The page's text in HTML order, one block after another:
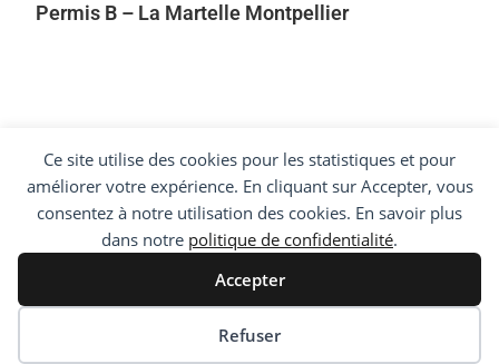
Ce site utilise des cookies pour les statistiques et pour
améliorer votre expérience. En cliquant sur Accepter, vous
consentez à notre utilisation des cookies. En savoir plus
dans notre politique de confidentialité.
Accepter
Refuser
Permis B – La Martelle Montpellier
Code en ligne
@ Auto Ecole Mas De Tesse Montpellier